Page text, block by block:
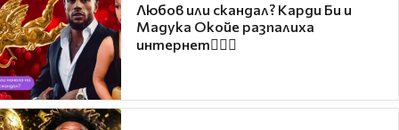
Любов или скандал? Карди Би и
Мадука Окойе разпалиха
интернет❤️‍🔥🔥